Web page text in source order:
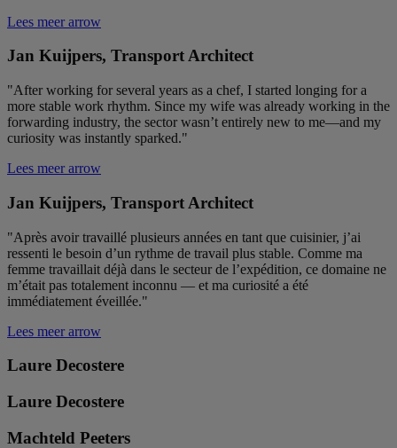
Lees meer arrow
Jan Kuijpers, Transport Architect
"After working for several years as a chef, I started longing for a
more stable work rhythm. Since my wife was already working in the
forwarding industry, the sector wasn’t entirely new to me—and my
curiosity was instantly sparked."
Lees meer arrow
Jan Kuijpers, Transport Architect
"Après avoir travaillé plusieurs années en tant que cuisinier, j’ai
ressenti le besoin d’un rythme de travail plus stable. Comme ma
femme travaillait déjà dans le secteur de l’expédition, ce domaine ne
m’était pas totalement inconnu — et ma curiosité a été
immédiatement éveillée."
Lees meer arrow
Laure Decostere
Laure Decostere
Machteld Peeters